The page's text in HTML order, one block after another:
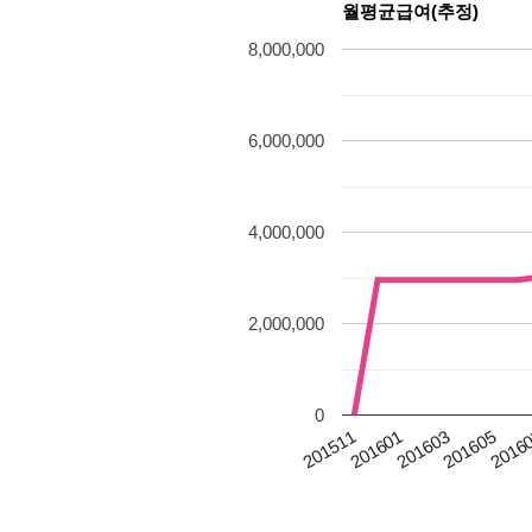
월평균급여(추정)
201511201601201603201605
0
2,000,000
4,000,000
6,000,000
8,000,000